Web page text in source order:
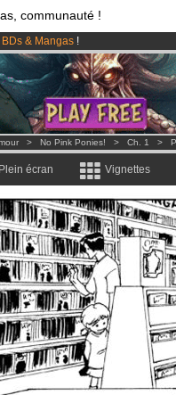
communauté !
BDs & Mangas !
3.95 eurospar mois !Clique ici
lancé
> No Pink Ponies! > Ch. 1 >
Plein écran Vignettes